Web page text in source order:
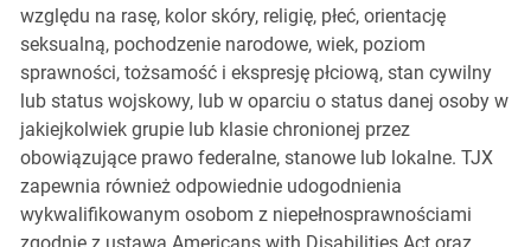
względu na rasę, kolor skóry, religię, płeć, orientację
seksualną, pochodzenie narodowe, wiek, poziom
sprawności, tożsamość i ekspresję płciową, stan cywilny
lub status wojskowy, lub w oparciu o status danej osoby w
jakiejkolwiek grupie lub klasie chronionej przez
obowiązujące prawo federalne, stanowe lub lokalne. TJX
zapewnia również odpowiednie udogodnienia
wykwalifikowanym osobom z niepełnosprawnościami
zgodnie z ustawą Americans with Disabilities Act oraz